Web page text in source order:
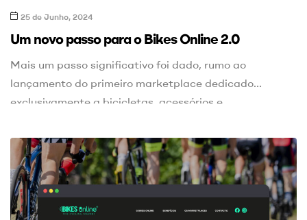
25 de Junho, 2024
Um novo passo para o Bikes Online 2.0
Mais um passo significativo foi dado, rumo ao
lançamento do primeiro marketplace dedicado
exclusivamente a bicicletas, acessórios e
Este projeto inovador visa revolucionar o mercado de
bicicletas, proporcionando uma plataforma única onde
entusiastas, compradores e vendedores poderão se
conectar de maneira prática e eficiente. A plataforma
foi desenvolvida […]